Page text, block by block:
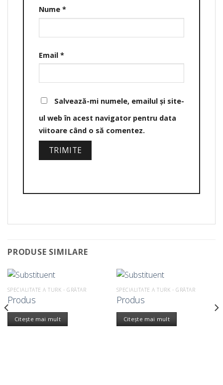
Nume *
Email *
Salvează-mi numele, emailul și site-
ul web în acest navigator pentru data
viitoare când o să comentez.
PRODUSE SIMILARE
SPECIALITATE A TURK - GRĂTAR
Produs
Citește mai mult
SPECIALITATE A TURK - GRĂTAR
Produs
Citește mai mult